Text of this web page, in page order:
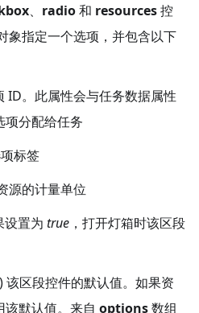
、 radio和 resources控
象指定一个选项，并包含以下
ID。此属性会与任务数据属性
项分配给任务
标签
源的计量单位
设置为 true ，打开灯箱时该区段
) 该区段控件的默认值。如果资
默认值。来自 options数组